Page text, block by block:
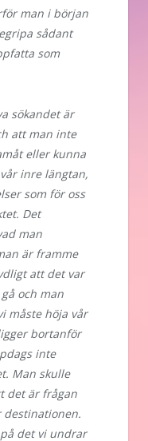
man i början
sådant
som
sökandet är
att man inte
eller kunna
inre längtan,
som för oss
Det
man
är framme
att det var
och man
måste höja vår
bortanför
inte
Man skulle
det är frågan
destinationen.
det vi undrar